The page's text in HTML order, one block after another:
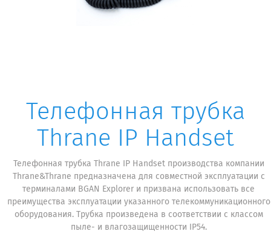
Телефонная трубка
Thrane IP Handset
Телефонная трубка Thrane IP Handset производства компании
Thrane&Thrane предназначена для совместной эксплуатации с
терминалами BGAN Explorer и призвана использовать все
преимущества эксплуатации указанного телекоммуникационного
оборудования. Трубка произведена в соответствии с классом
пыле- и влагозащищенности IP54.